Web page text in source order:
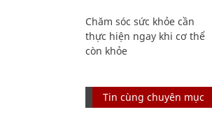
Chăm sóc sức khỏe cần
thực hiện ngay khi cơ thể
còn khỏe
Tin cùng chuyên mục